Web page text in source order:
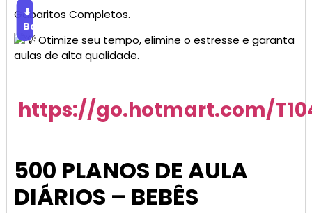
Gabaritos Completos.
⬇
Baixar
Otimize seu tempo, elimine o estresse e garanta
aulas de alta qualidade.
https://go.hotmart.com/
500 PLANOS DE AULA
DIÁRIOS – BEBÊS